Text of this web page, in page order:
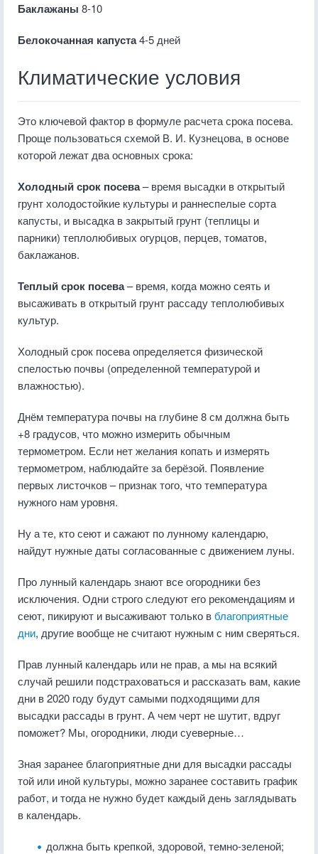
Баклажаны 8-10
Белокочанная капуста4-5 дней
Климатические условия
Это ключевой фактор в формуле расчета срока посева.
Проще пользоваться схемой В. И. Кузнецова, в основе
которой лежат два основных срока:
Холодный срок посева– время высадки в открытый
грунт холодостойкие культуры и раннеспелые сорта
капусты, и высадка в закрытый грунт (теплицы и
парники) теплолюбивых огурцов, перцев, томатов,
баклажанов.
Теплый срок посева– время, когда можно сеять и
высаживать в открытый грунт рассаду теплолюбивых
культур.
Холодный срок посева определяется физической
спелостью почвы (определенной температурой и
влажностью).
Днём температура почвы на глубине 8 см должна быть
+8 градусов, что можно измерить обычным
термометром. Если нет желания копать и измерять
термометром, наблюдайте за берёзой. Появление
первых листочков – признак того, что температура
нужного нам уровня.
Ну а те, кто сеют и сажают по лунному календарю,
найдут нужные даты согласованные с движением луны.
Про лунный календарь знают все огородники без
исключения. Одни строго следуют его рекомендациям и
сеют, пикируют и высаживают только вблагоприятные
дни, другие вообще не считают нужным с ним сверяться.
Прав лунный календарь или не прав, а мы на всякий
случай решили подстраховаться и рассказать вам, какие
дни в 2020 году будут самыми подходящими для
высадки рассады в грунт. А чем черт не шутит, вдруг
поможет? Мы, огородники, люди суеверные…
Зная заранее благоприятные дни для высадки рассады
той или иной культуры, можно заранее составить график
работ, и тогда не нужно будет каждый день заглядывать
в календарь.
должна быть крепкой, здоровой, темно-зеленой;